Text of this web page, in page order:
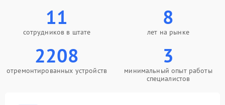
11
сотрудников в штате
8
лет на рынке
2208
отремонтированных устройств
3
минимальный опыт работы
специалистов